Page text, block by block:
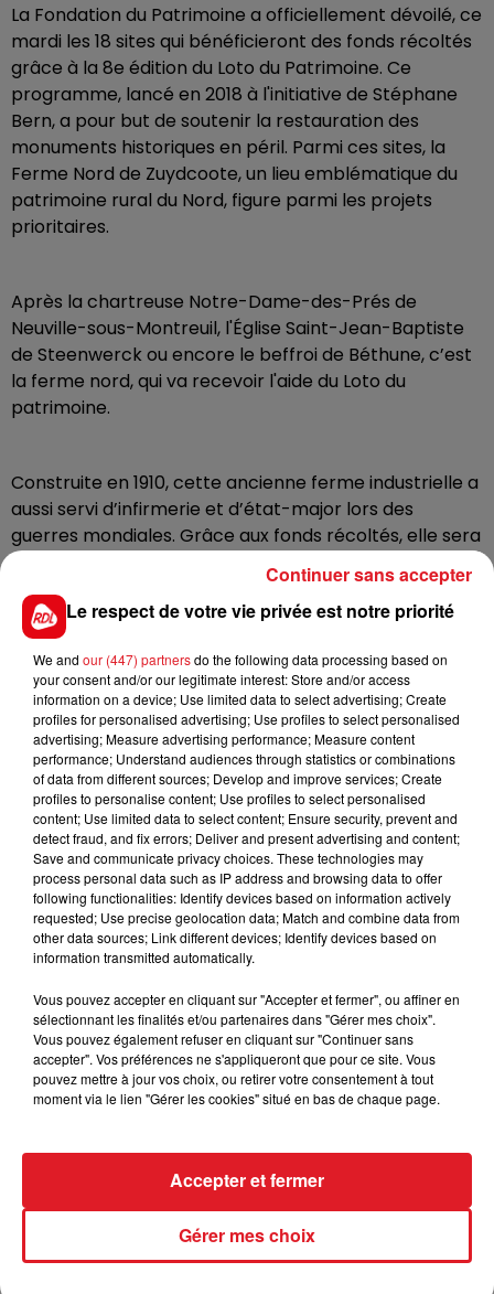
La Fondation du Patrimoine a officiellement dévoilé, ce
mardi les 18 sites qui bénéficieront des fonds récoltés
grâce à la 8e édition du Loto du Patrimoine. Ce
programme, lancé en 2018 à l'initiative de Stéphane
Bern, a pour but de soutenir la restauration des
monuments historiques en péril. Parmi ces sites, la
Ferme Nord de Zuydcoote, un lieu emblématique du
patrimoine rural du Nord, figure parmi les projets
prioritaires.
Après la chartreuse Notre-Dame-des-Prés de
Neuville-sous-Montreuil, l'Église Saint-Jean-Baptiste
de Steenwerck ou encore le beffroi de Béthune, c’est
la ferme nord, qui va recevoir l'aide du Loto du
patrimoine.
Construite en 1910, cette ancienne ferme industrielle a
aussi servi d’infirmerie et d’état-major lors des
guerres mondiales. Grâce aux fonds récoltés, elle sera
rénovée pour devenir la Maison du Grand Site des
Dunes de Flandre, un lieu dédié au tourisme durable et
à l’histoire locale. La rénovation prévue inclut la
restauration de la toiture, la consolidation des murs et
la réhabilitation de certains bâtiments annexes. Le
projet prévoit également l’aménagement de bureaux,
d’espaces de restauration et d’hébergement. Le
montant de l’aide accordée sera précisé
ultérieurement.
Le Loto du Patrimoine est un dispositif innovant qui
permet à la Française des Jeux de vendre des tickets
spéciaux afin de financer la restauration de
monuments historiques. La vente de tickets à gratter,
au prix de 15 euros, ainsi que les tirages dédiés au Loto
millions d'euros, sont autant de moyens de collecter
des fonds pour des projets de restauration.
Le respect de votre vie privée est notre priorité
We and our (447) partnersdo the following data processing based on
your consent and/or our legitimate interest: Store and/or access
information on a device; Use limited data to select advertising; Create
profiles for personalised advertising; Use profiles to select personalised
advertising; Measure advertising performance; Measure content
performance; Understand audiences through statistics or combinations
of data from different sources; Develop and improve services; Create
profiles to personalise content; Use profiles to select personalised
content; Use limited data to select content; Ensure security, prevent and
detect fraud, and fix errors; Deliver and present advertising and content;
Save and communicate privacy choices. These technologies may
process personal data such as IP address and browsing data to offer
following functionalities: Identify devices based on information actively
requested; Use precise geolocation data; Match and combine data from
other data sources; Link different devices; Identify devices based on
information transmitted automatically.
Vous pouvez accepter en cliquant sur "Accepter et fermer", ou affiner en
sélectionnant les finalités et/ou partenaires dans "Gérer mes choix".
Vous pouvez également refuser en cliquant sur "Continuer sans
accepter". Vos préférences ne s'appliqueront que pour ce site. Vous
pouvez mettre à jour vos choix, ou retirer votre consentement à tout
moment via le lien "Gérer les cookies" situé en bas de chaque page.
Gérer mes choix
Accepter et fermer
Continuer sans accepter